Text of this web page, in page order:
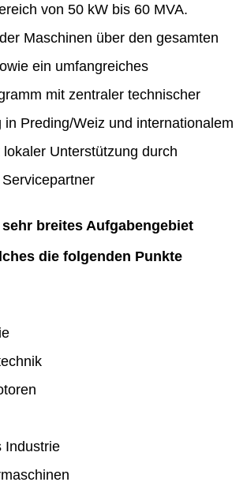
von 50 kW bis 60 MVA.
Maschinen über den gesamten
ein umfangreiches
mit zentraler technischer
in Preding/Weiz und internationalem
lokaler Unterstützung durch
breites Aufgabengebiet
die folgenden Punkte
Industrie